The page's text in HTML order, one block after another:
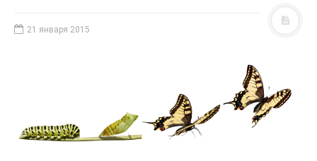
Отзывы
21 января 2015